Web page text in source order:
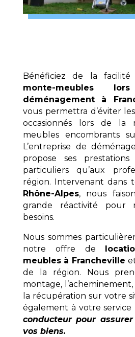
Bénéficiez de la
monte-meubles
déménagement à
vous permettra d’éviter
occasionnés lors de la
meubles encombrants
L’entreprise de
propose ses
particuliers qu’aux
région. Intervenant dans
Rhône-Alpes, nous
grande réactivité pour
besoins.
Nous sommes
notre offre de
meubles à Francheville
de la région. Nous
montage,
la récupération sur votre
également à votre
conducteur pour
vos biens.